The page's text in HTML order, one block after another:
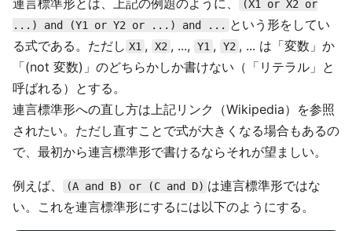
連言標準形とは、上記の例題のように、
(X1 or X2 or
...) and (Y1 or Y2 or ...) and ... という形をしてい
る式である。ただし X1 , X2 , ..., Y1 , Y2 , ... は「変数」か
「(not 変数)」のどちらかしか書けない（「リテラル」と
呼ばれる）とする。
連言標準形への直し方は上記リンク（Wikipedia）を参照
されたい。ただし直すことで式が大きくなる場合もあるの
で、最初から連言標準形で書けるならそれが望ましい。
例えば、 (A and B) or (C and D) は連言標準形ではな
い。これを連言標準形にするには以下のようにする。